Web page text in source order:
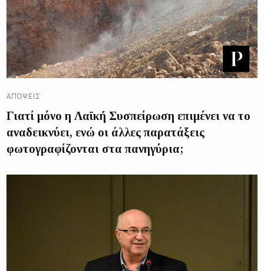
ΑΠΌΨΕΙΣ
Γιατί μόνο η Λαϊκή Συσπείρωση επιμένει να το
αναδεικνύει, ενώ οι άλλες παρατάξεις
φωτογραφίζονται στα πανηγύρια;